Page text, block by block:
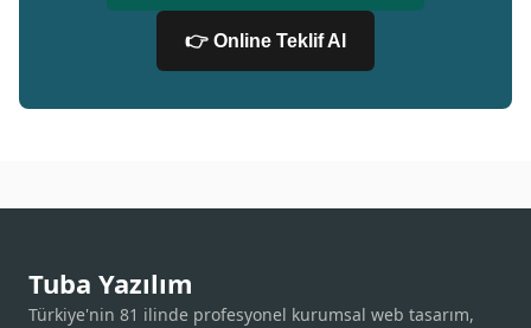
👉 Online Teklif Al
Tuba Yazılım
Türkiye'nin 81 ilinde profesyonel kurumsal web tasarım,